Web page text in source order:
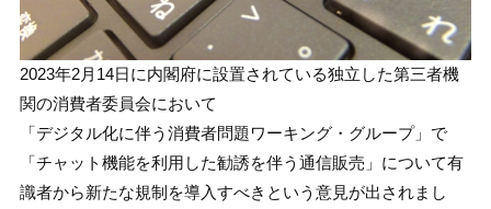
2023年2月14日に内閣府に設置されている独立した第三者機
関の消費者委員会において
「デジタル化に伴う消費者問題ワーキング・グループ」で
「チャット機能を利用した勧誘を伴う通信販売」について有
識者から新たな規制を導入すべきという意見が出されまし